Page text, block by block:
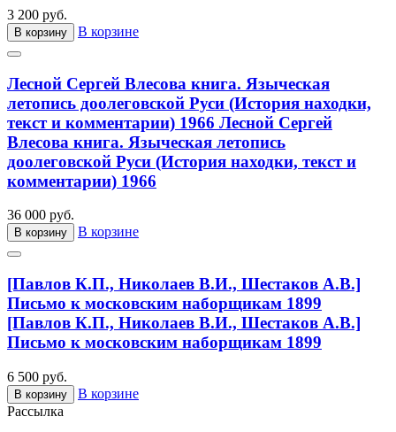
3 200 руб.
В корзину В корзине
Лесной Сергей Влесова книга. Языческая
летопись доолеговской Руси (История находки,
текст и комментарии) 1966 Лесной Сергей
Влесова книга. Языческая летопись
доолеговской Руси (История находки, текст и
комментарии) 1966
36 000 руб.
В корзину В корзине
[Павлов К.П., Николаев В.И., Шестаков А.В.]
Письмо к московским наборщикам 1899
[Павлов К.П., Николаев В.И., Шестаков А.В.]
Письмо к московским наборщикам 1899
6 500 руб.
В корзину
В корзине
Рассылка